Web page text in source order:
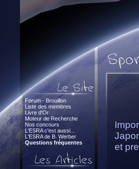
Forum - Brouillon
Liste des membres
Livre d'Or
Moteur de Recherche
Nos concours
L'ESRA c'est aussi...
L'ESRA de B. Werber
Questions fréquentes
et